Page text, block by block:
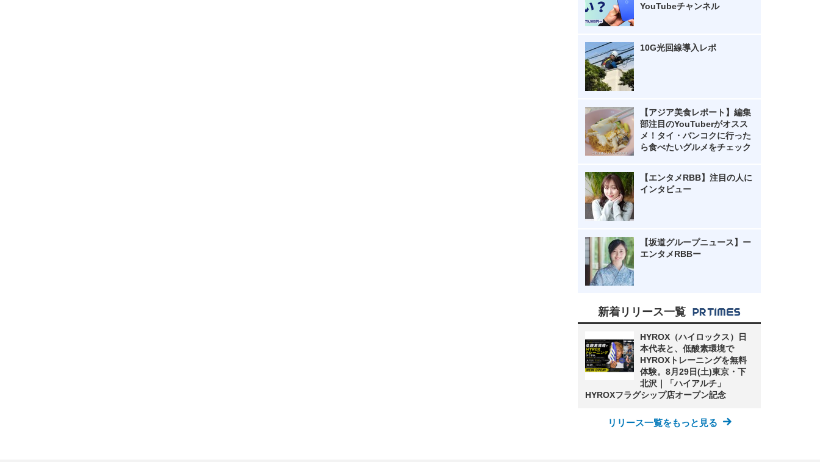
YouTubeチャンネル
10G光回線導入レポ
【アジア美食レポート】編集
部注目のYouTuberがオスス
メ！タイ・バンコクに行った
ら食べたいグルメをチェック
【エンタメRBB】注目の人に
インタビュー
【坂道グループニュース】ー
エンタメRBBー
新着リリース一覧
HYROX（ハイロックス）日
本代表と、低酸素環境で
HYROXトレーニングを無料
体験。8月29日(土)東京・下
北沢｜「ハイアルチ」
HYROXフラグシップ店オープン記念
リリース一覧をもっと見る